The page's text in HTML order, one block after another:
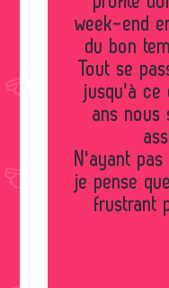
week-end
du bon
Tout se
jusqu'à ce
ans nous
N'ayant
je pense
frustrant